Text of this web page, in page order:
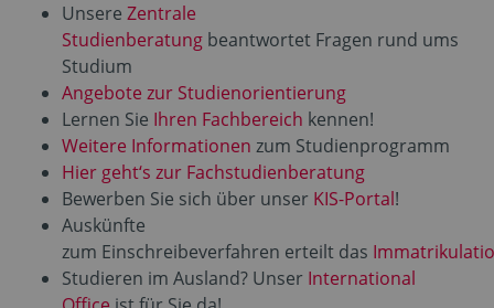
Unsere Zentrale
Studienberatung beantwortet Fragen rund ums
Studium
Angebote zur Studienorientierung
Lernen Sie Ihren Fachbereich kennen!
Weitere Informationen zum Studienprogramm
Hier geht‘s zur Fachstudienberatung
Bewerben Sie sich über unser KIS-Portal!
Auskünfte
zum Einschreibeverfahren erteilt das
Studieren im Ausland? Unser International